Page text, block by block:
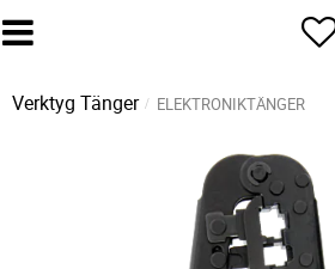
Verktyg Tänger ELEKTRONIKTÄNGER